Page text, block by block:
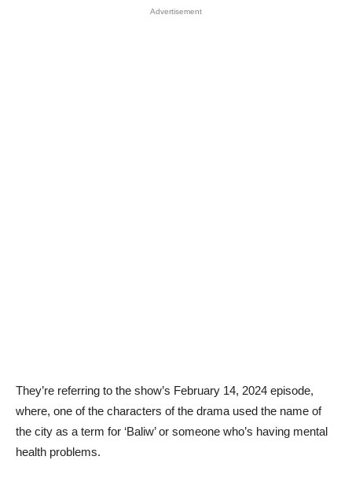
Advertisement
They’re referring to the show’s February 14, 2024 episode,
where, one of the characters of the drama used the name of
the city as a term for ‘Baliw’ or someone who’s having mental
health problems.